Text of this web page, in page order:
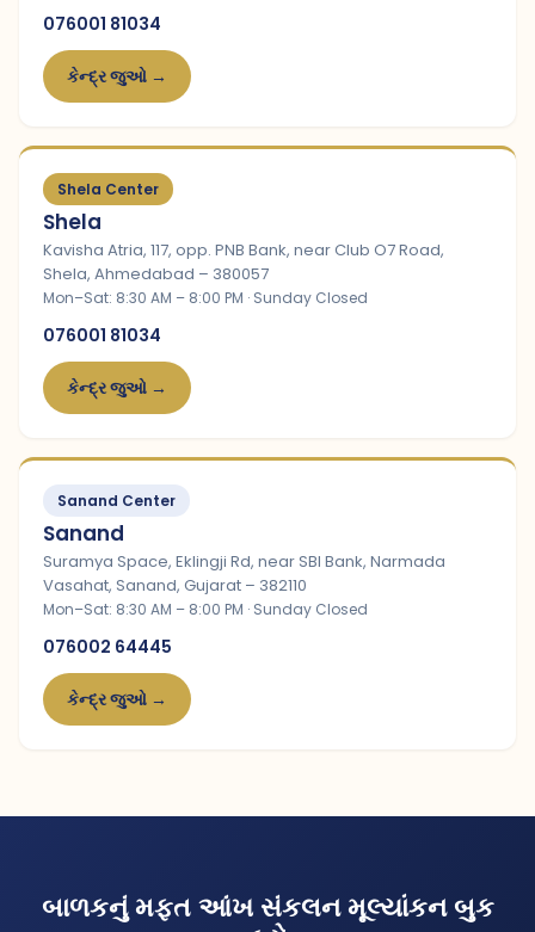
076001 81034
કેન્દ્ર જુઓ →
Shela Center
Shela
Kavisha Atria, 117, opp. PNB Bank, near Club O7 Road,
Shela, Ahmedabad – 380057
Mon–Sat: 8:30 AM – 8:00 PM · Sunday Closed
076001 81034
કેન્દ્ર જુઓ →
Sanand Center
Sanand
Suramya Space, Eklingji Rd, near SBI Bank, Narmada
Vasahat, Sanand, Gujarat – 382110
Mon–Sat: 8:30 AM – 8:00 PM · Sunday Closed
076002 64445
કેન્દ્ર જુઓ →
બાળકનું મફત આંખ સંકલન મૂલ્યાંકન બુક